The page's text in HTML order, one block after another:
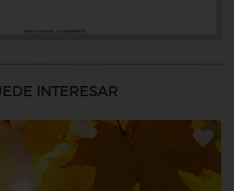
INTERESAR